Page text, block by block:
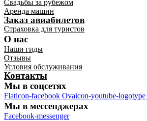
Свадьбы за рубежом
Аренда машин
Заказ авиабилетов
Страховка для туристов
О нас
Наши гиды
Отзывы
Условия обслуживания
Контакты
Мы в соцсетях
Flaticon-facebook Ovaicon-youtube-logotype
Мы в мессенджерах
Facebook-messenger